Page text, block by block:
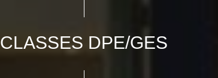
CLASSES DPE/GES